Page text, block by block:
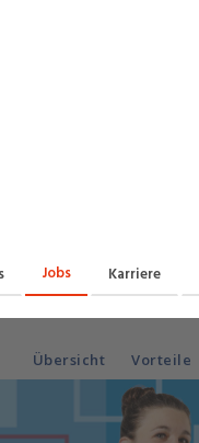
Jobs Karriere